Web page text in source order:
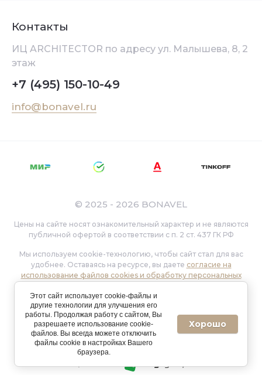
Контакты
ИЦ ARCHITEСTOR по адресу ул. Малышева, 8, 2
этаж
+7 (495) 150-10-49
info@bonavel.ru
© 2025 - 2026 BONAVEL
Цены на сайте носят ознакомительный характер и не являются
публичной офертой в соответствии с п. 2 ст. 437 ГК РФ
Мы используем cookie-технологию, чтобы сайт стал для вас
удобнее. Оставаясь на ресурсе, вы даете согласие на
использование файлов cookies и обработку персональных
указанной ссылке, а также ознакомиться с
обработки персональных данных
Verification: 36bf982451c76bff
Этот сайт использует cookie-файлы и
другие технологии для улучшения его
работы. Продолжая работу с сайтом, Вы
разрешаете использование cookie-
файлов. Вы всегда можете отключить
файлы cookie в настройках Вашего
браузера.
Хорошо